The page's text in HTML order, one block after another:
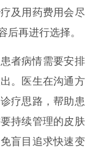
及用药费用会尽
后再进行选择。
者病情需要安排
。医生在沟通方
疗思路，帮助患
持续管理的皮肤
盲目追求快速变